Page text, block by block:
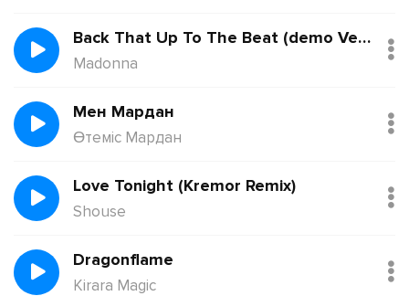
Back That Up To The Beat (demo Version)
Madonna
Мен Мардан
Өтеміс Мардан
Love Tonight (Kremor Remix)
Shouse
Dragonflame
Kirara Magic